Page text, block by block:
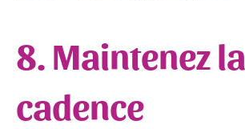
8. Maintenez la
cadence